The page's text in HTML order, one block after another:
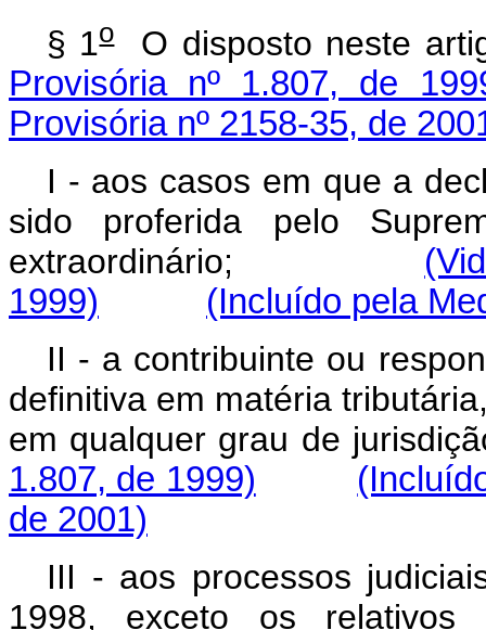
§ 1oO disposto neste
Provisória nº 1.807, de
Provisória nº 2158-35, de
I - aos casos em que a
sido proferida pelo
extraordinário;
1999)
(Incluído pela
II - a contribuinte ou
definitiva em matéria
em qualquer grau de
1.807, de 1999)
de 2001)
III - aos processos
1998, exceto os